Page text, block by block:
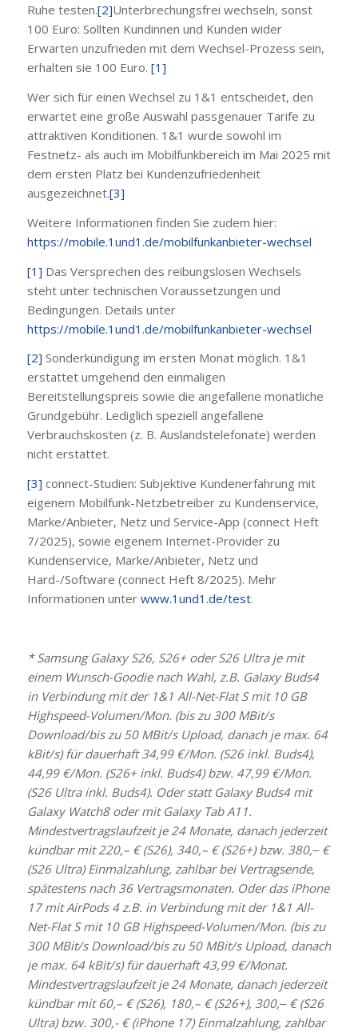
Ruhe testen.[2]Unterbrechungsfrei wechseln, sonst
100 Euro: Sollten Kundinnen und Kunden wider
Erwarten unzufrieden mit dem Wechsel-Prozess sein,
erhalten sie 100 Euro. [1]
Wer sich für einen Wechsel zu 1&1 entscheidet, den
erwartet eine große Auswahl passgenauer Tarife zu
attraktiven Konditionen. 1&1 wurde sowohl im
Festnetz- als auch im Mobilfunkbereich im Mai 2025 mit
dem ersten Platz bei Kundenzufriedenheit
ausgezeichnet.[3]
Weitere Informationen finden Sie zudem hier:
https://mobile.1und1.de/mobilfunkanbieter-wechsel
[1] Das Versprechen des reibungslosen Wechsels
steht unter technischen Voraussetzungen und
Bedingungen. Details unter
https://mobile.1und1.de/mobilfunkanbieter-wechsel
[2] Sonderkündigung im ersten Monat möglich. 1&1
erstattet umgehend den einmaligen
Bereitstellungspreis sowie die angefallene monatliche
Grundgebühr. Lediglich speziell angefallene
Verbrauchskosten (z. B. Auslandstelefonate) werden
nicht erstattet.
[3] connect-Studien: Subjektive Kundenerfahrung mit
eigenem Mobilfunk-Netzbetreiber zu Kundenservice,
Marke/Anbieter, Netz und Service-App (connect Heft
7/2025), sowie eigenem Internet-Provider zu
Kundenservice, Marke/Anbieter, Netz und
Hard-/Software (connect Heft 8/2025). Mehr
Informationen unter www.1und1.de/test.
* Samsung Galaxy S26, S26+ oder S26 Ultra je mit
einem Wunsch-Goodie nach Wahl, z.B. Galaxy Buds4
in Verbindung mit der 1&1 All-Net-Flat S mit 10 GB
Highspeed-Volumen/Mon. (bis zu 300 MBit/s
Download/bis zu 50 MBit/s Upload, danach je max. 64
kBit/s) für dauerhaft 34,99 €/Mon. (S26 inkl. Buds4),
44,99 €/Mon. (S26+ inkl. Buds4) bzw. 47,99 €/Mon.
(S26 Ultra inkl. Buds4). Oder statt Galaxy Buds4 mit
Galaxy Watch8 oder mit Galaxy Tab A11.
Mindestvertragslaufzeit je 24 Monate, danach jederzeit
kündbar mit 220,– € (S26), 340,– € (S26+) bzw. 380,‒ €
(S26 Ultra) Einmalzahlung, zahlbar bei Vertragsende,
spätestens nach 36 Vertragsmonaten. Oder das iPhone
17 mit AirPods 4 z.B. in Verbindung mit der 1&1 All-
Net-Flat S mit 10 GB Highspeed-Volumen/Mon. (bis zu
300 MBit/s Download/bis zu 50 MBit/s Upload, danach
je max. 64 kBit/s) für dauerhaft 43,99 €/Monat.
Mindestvertragslaufzeit je 24 Monate, danach jederzeit
kündbar mit 60,– € (S26), 180,– € (S26+), 300,‒ € (S26
Ultra) bzw. 300,- € (iPhone 17) Einmalzahlung, zahlbar